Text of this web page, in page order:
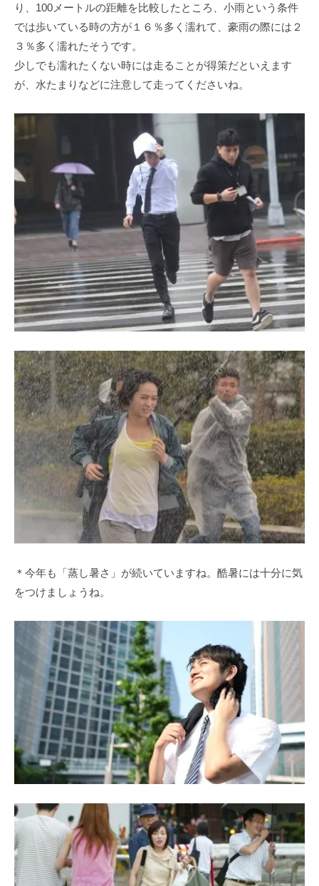
り、100メートルの距離を比較したところ、小雨という条件
では歩いている時の方が１６％多く濡れて、豪雨の際には２
３％多く濡れたそうです。
少しでも濡れたくない時には走ることが得策だといえます
が、水たまりなどに注意して走ってくださいね。
＊今年も「蒸し暑さ」が続いていますね。酷暑には十分に気
をつけましょうね。